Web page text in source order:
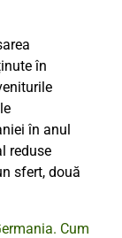
în
în anul
reduse
sfert, două
Cum